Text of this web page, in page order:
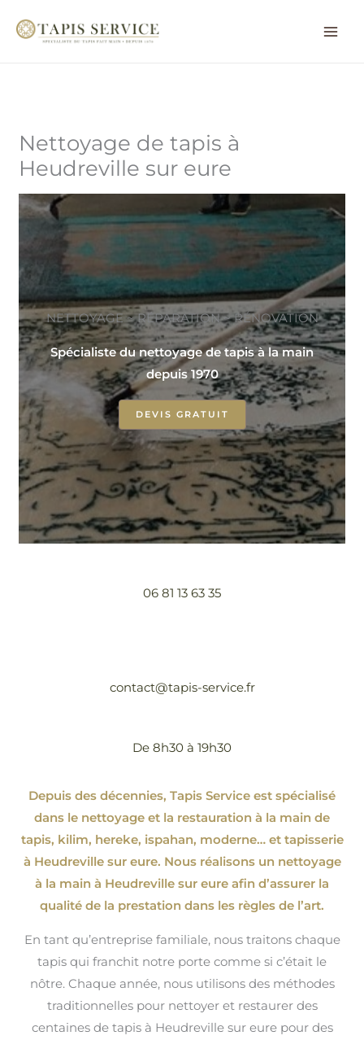
Nettoyage de tapis à
Heudreville sur eure
NETTOYAGE ~ RÉPARATION ~ RÉNOVATION
Spécialiste du nettoyage de tapis à la main
depuis 1970
DEVIS GRATUIT
06 81 13 63 35
contact@tapis-service.fr
De 8h30 à 19h30
Depuis des décennies, Tapis Service est spécialisé
dans le nettoyage et la restauration à la main de
tapis, kilim, hereke, ispahan, moderne…et tapisserie
à Heudreville sur eure. Nous réalisons un nettoyage
à la main à Heudreville sur eure afin d’assurer la
qualité de la prestation dans les règles de l’art.
En tant qu’entreprise familiale, nous traitons chaque
tapis qui franchit notre porte comme si c’était le
nôtre. Chaque année, nous utilisons des méthodes
traditionnelles pour nettoyer et restaurer des
centaines de tapis à Heudreville sur eure pour des